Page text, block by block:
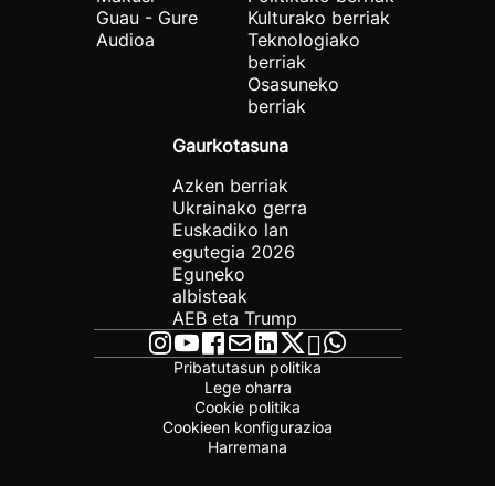
Guau - Gure
Audioa
Kulturako berriak
Teknologiako
berriak
Osasuneko
berriak
Gaurkotasuna
Azken berriak
Ukrainako gerra
Euskadiko lan
egutegia 2026
Eguneko
albisteak
AEB eta Trump
Pribatutasun politika
Lege oharra
Cookie politika
Cookieen konfigurazioa
Harremana